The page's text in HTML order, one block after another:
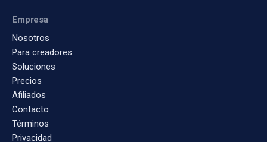
Empresa
Nosotros
Para creadores
Soluciones
Precios
Afiliados
Contacto
Términos
Privacidad